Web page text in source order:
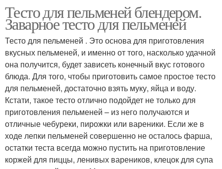
Тесто для пельменей блендером.
Заварное тесто для пельменей
Тесто для пельменей . Это основа для приготовления
вкусных пельменей, и именно от того, насколько удачной
она получится, будет зависеть конечный вкус готового
блюда. Для того, чтобы приготовить самое простое тесто
для пельменей, достаточно взять муку, яйца и воду.
Кстати, такое тесто отлично подойдет не только для
приготовления пельменей – из него получаются и
отличные чебуреки, пирожки или вареники. Если же в
ходе лепки пельменей совершенно не осталось фарша,
остатки теста всегда можно пустить на приготовление
коржей для пиццы, ленивых вареников, клецок для супа